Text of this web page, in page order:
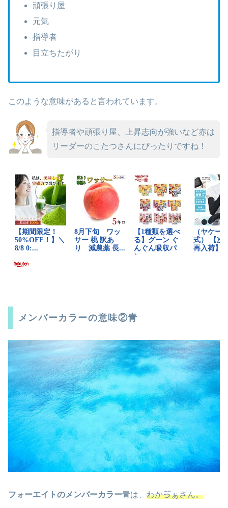
頑張り屋
元気
指導者
目立ちたがり
このような意味があると言われています。
指導者や頑張り屋、上昇志向が強いなど赤は
リーダーのこたつさんにぴったりですね！
メンバーカラーの意味②青
フォーエイトのメンバーカラー青は、 わかゔぁさん。